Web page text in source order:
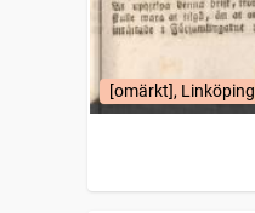
[omärkt], Linköping